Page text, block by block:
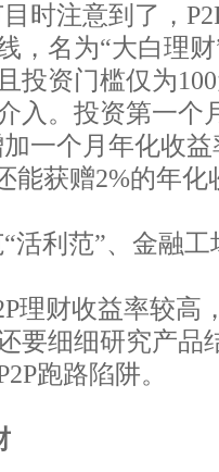
时注意到了，
，名为“大白理
投资门槛仅为
入。投资第一个
一个月年化收益
能获赠2%的年化
活利范”、金融工
理财收益率较高
要细细研究产品
跑路陷阱。